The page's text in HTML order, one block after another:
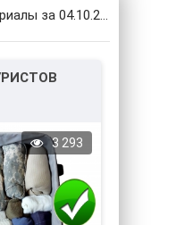
за 04.10.2018
3 293